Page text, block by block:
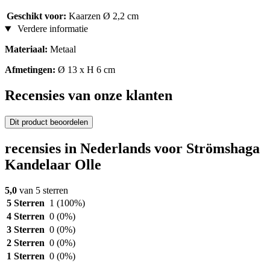
Geschikt voor: Kaarzen Ø 2,2 cm
Verdere informatie
Materiaal: Metaal
Afmetingen: Ø 13 x H 6 cm
Recensies van onze klanten
Dit product beoordelen
recensies in Nederlands voor Strömshaga
Kandelaar Olle
5,0 van 5 sterren
5 Sterren 1 (100%)
4 Sterren 0 (0%)
3 Sterren 0 (0%)
2 Sterren 0 (0%)
1 Sterren 0 (0%)